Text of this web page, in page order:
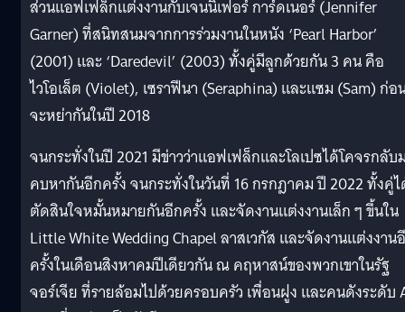
ส่วนแอฟเฟล็กแต่งงานกับเจนนิเฟอร์ การ์ดเนอร์ (Jennifer
Garner) ที่สนิทสนมจากการร่วมงานในหนัง ‘Pearl Harbor’
(2001) และ ‘Daredevil’ (2003) ทั้งคู่มีลูกด้วยกัน 3 คน คือ
ไวโอเล็ต (Violet), เซราฟีนา (Seraphina) และแซม (Sam) ก่อ
จะหย่ากันในปี 2018
จนกระทั่งในปี 2021 มีข่าวว่าแอฟเฟล็กและโลเปซได้โคจรกลับ
คบหากันอีกครั้ง จนกระทั่งในวันที่ 16 กรกฎาคม ปี 2022 ทั้งคู่
ตัดสินใจหมั้นหมายกันอีกครั้ง และจัดงานแต่งงานเล็ก ๆ ขึ้นใน
Little White Wedding Chapel ลาสเวกัส และจัดงานแต่งงาน
ครั้งในเดือนสิงหาคมปีเดียวกัน ณ คฤหาสน์ของพวกเขาในรัฐ
จอร์เจีย ที่รายล้อมไปด้วยครอบครัว เพื่อนฝูง และคนดังระดับ